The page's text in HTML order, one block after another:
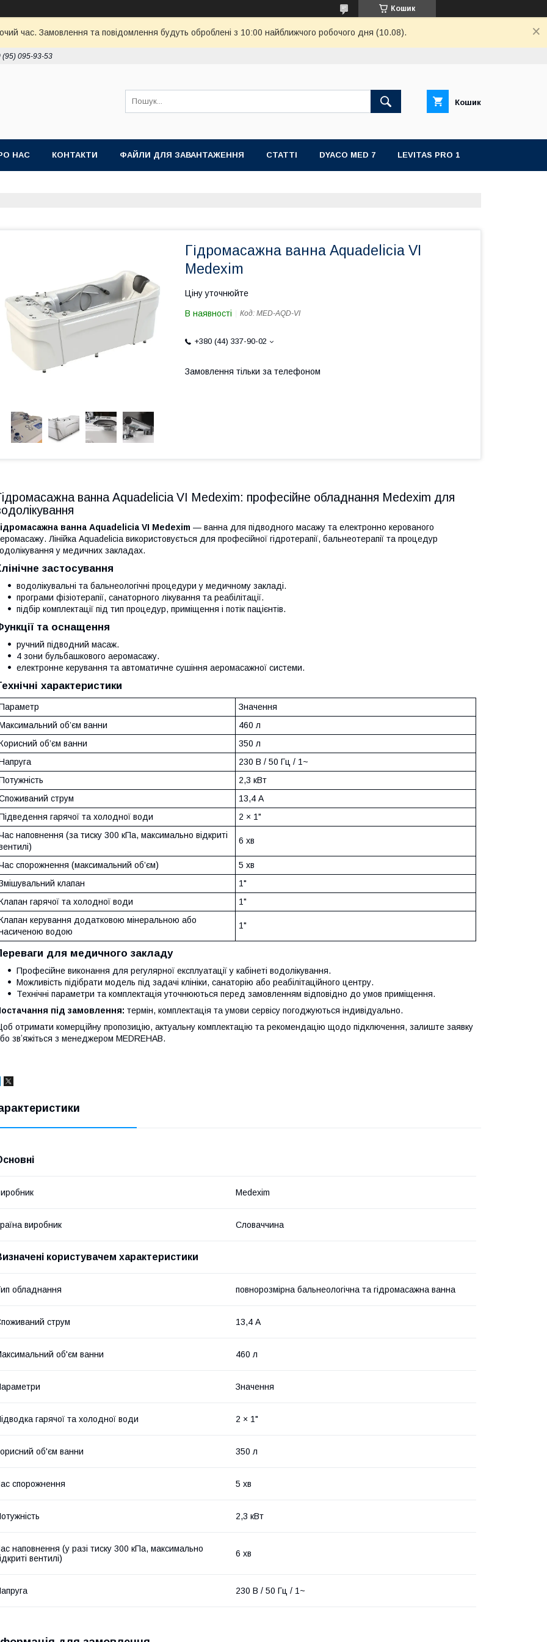
Кошик
час. Замовлення та повідомлення будуть оброблені з 10:00 найближчого робочого дня (10.08).
(95) 095-93-53
Кошик
НАС КОНТАКТИ ФАЙЛИ ДЛЯ ЗАВАНТАЖЕННЯ СТАТТІ DYACO MED 7 LEVITAS PRO 1
Гідромасажна ванна Aquadelicia VI
Medexim
Ціну уточнюйте
В наявності Код: MED-AQD-VI
+380 (44) 337-90-02
Замовлення тільки за телефоном
ванна Aquadelicia VI Medexim: професійне обладнання Medexim для
ванна Aquadelicia VI Medexim — ванна для підводного масажу та електронно керованого
Лінійка Aquadelicia використовується для професійної гідротерапії, бальнеотерапії та процедур
у медичних закладах.
застосування
водолікувальні та бальнеологічні процедури у медичному закладі.
програми фізіотерапії, санаторного лікування та реабілітації.
підбір комплектації під тип процедур, приміщення і потік пацієнтів.
та оснащення
ручний підводний масаж.
4 зони бульбашкового аеромасажу.
електронне керування та автоматичне сушіння аеромасажної системи.
характеристики
Значення
об’єм ванни
460 л
об’єм ванни
350 л
230 В / 50 Гц / 1~
2,3 кВт
струм
13,4 А
гарячої та холодної води
2 × 1"
наповнення (за тиску 300 кПа, максимально відкриті
6 хв
спорожнення (максимальний об’єм)
5 хв
клапан
1"
гарячої та холодної води
1"
керування додатковою мінеральною або
водою
1"
для медичного закладу
Професійне виконання для регулярної експлуатації у кабінеті водолікування.
Можливість підібрати модель під задачі клініки, санаторію або реабілітаційного центру.
Технічні параметри та комплектація уточнюються перед замовленням відповідно до умов приміщення.
під замовлення: термін, комплектація та умови сервісу погоджуються індивідуально.
отримати комерційну пропозицію, актуальну комплектацію та рекомендацію щодо підключення, залиште заявку
звʼяжіться з менеджером MEDREHAB.
Medexim
виробник Словаччина
користувачем характеристики
обладнання повнорозмірна бальнеологічна та гідромасажна ванна
струм 13,4 А
об'єм ванни 460 л
Значення
гарячої та холодної води 2 × 1"
об'єм ванни 350 л
спорожнення 5 хв
2,3 кВт
наповнення (у разі тиску 300 кПа, максимально
вентилі)
6 хв
230 В / 50 Гц / 1~